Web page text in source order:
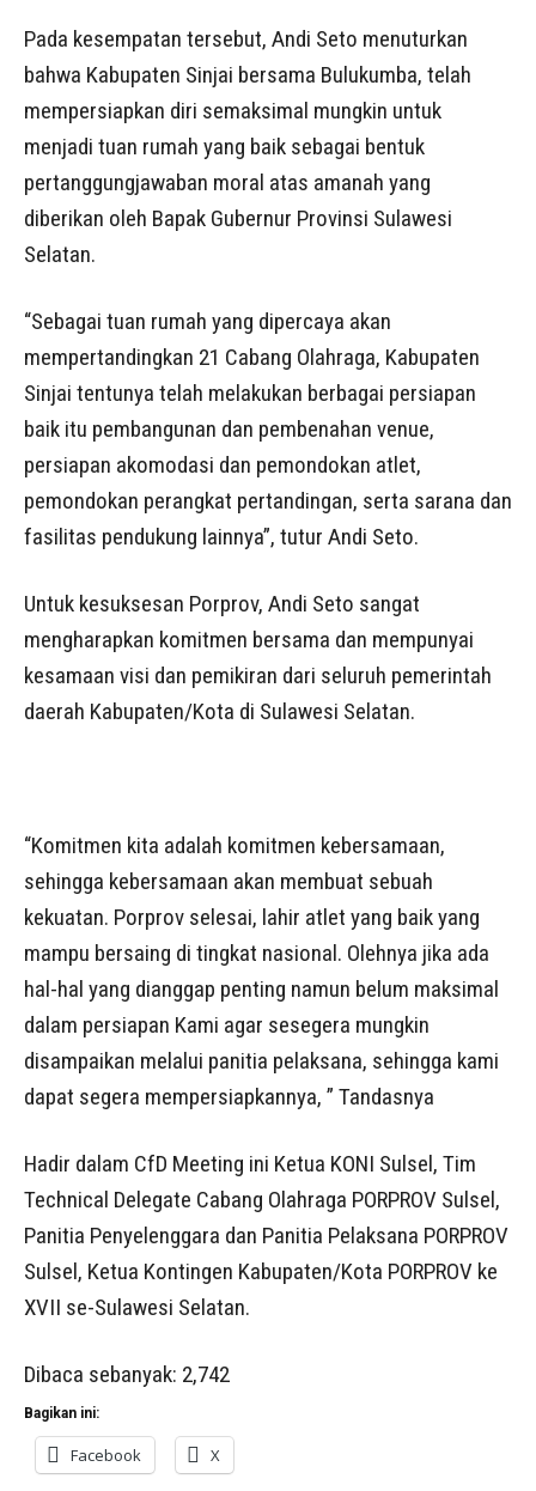
Pada kesempatan tersebut, Andi Seto menuturkan
bahwa Kabupaten Sinjai bersama Bulukumba, telah
mempersiapkan diri semaksimal mungkin untuk
menjadi tuan rumah yang baik sebagai bentuk
pertanggungjawaban moral atas amanah yang
diberikan oleh Bapak Gubernur Provinsi Sulawesi
Selatan.
“Sebagai tuan rumah yang dipercaya akan
mempertandingkan 21 Cabang Olahraga, Kabupaten
Sinjai tentunya telah melakukan berbagai persiapan
baik itu pembangunan dan pembenahan venue,
persiapan akomodasi dan pemondokan atlet,
pemondokan perangkat pertandingan, serta sarana dan
fasilitas pendukung lainnya”, tutur Andi Seto.
Untuk kesuksesan Porprov, Andi Seto sangat
mengharapkan komitmen bersama dan mempunyai
kesamaan visi dan pemikiran dari seluruh pemerintah
daerah Kabupaten/Kota di Sulawesi Selatan.
“Komitmen kita adalah komitmen kebersamaan,
sehingga kebersamaan akan membuat sebuah
kekuatan. Porprov selesai, lahir atlet yang baik yang
mampu bersaing di tingkat nasional. Olehnya jika ada
hal-hal yang dianggap penting namun belum maksimal
dalam persiapan Kami agar sesegera mungkin
disampaikan melalui panitia pelaksana, sehingga kami
dapat segera mempersiapkannya, ” Tandasnya
Hadir dalam CfD Meeting ini Ketua KONI Sulsel, Tim
Technical Delegate Cabang Olahraga PORPROV Sulsel,
Panitia Penyelenggara dan Panitia Pelaksana PORPROV
Sulsel, Ketua Kontingen Kabupaten/Kota PORPROV ke
XVII se-Sulawesi Selatan.
Dibaca sebanyak: 2,742
Bagikan ini:
Facebook X